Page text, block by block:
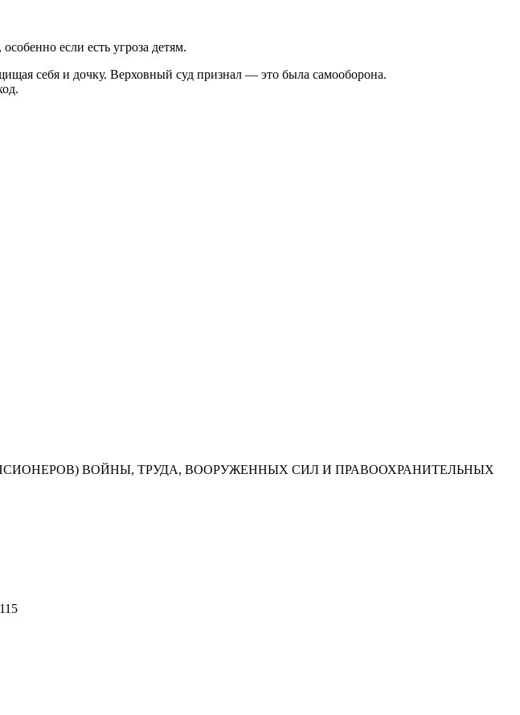
если есть угроза детям.
себя и дочку. Верховный суд признал — это была самооборона.
ВОЙНЫ, ТРУДА, ВООРУЖЕННЫХ СИЛ И ПРАВООХРАНИТЕЛЬНЫХ